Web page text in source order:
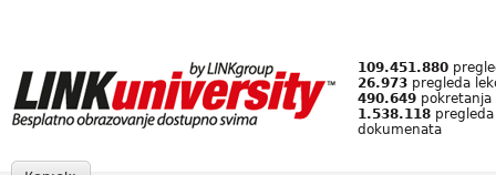
109.451.880
26.973 pregleda
490.649 pokretanja
1.538.118
dokumenata